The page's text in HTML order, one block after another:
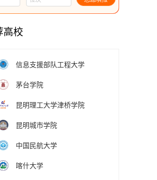
高校
信息支援部队工程大学
茅台学院
昆明理工大学津桥学院
昆明城市学院
中国民航大学
喀什大学